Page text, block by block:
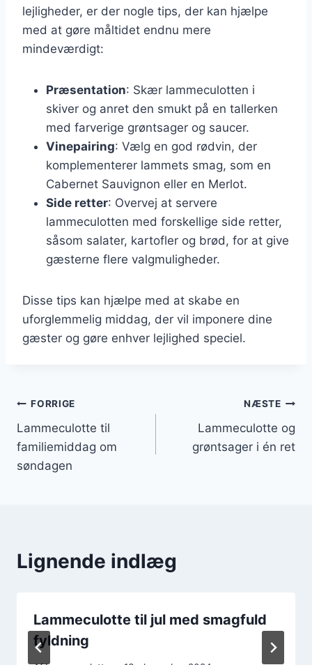
lejligheder, er der nogle tips, der kan hjælpe
med at gøre måltidet endnu mere
mindeværdigt:
Præsentation: Skær lammeculotten i
skiver og anret den smukt på en tallerken
med farverige grøntsager og saucer.
Vinepairing: Vælg en god rødvin, der
komplementerer lammets smag, som en
Cabernet Sauvignon eller en Merlot.
Side retter: Overvej at servere
lammeculotten med forskellige side retter,
såsom salater, kartofler og brød, for at give
gæsterne flere valgmuligheder.
Disse tips kan hjælpe med at skabe en
uforglemmelig middag, der vil imponere dine
gæster og gøre enhver lejlighed speciel.
Indlægsnavigation
FORRIGE
Lammeculotte til
familiemiddag om
søndagen
NÆSTE
Lammeculotte og
grøntsager i én ret
Lignende indlæg
Lammeculotte til jul med smagfuld
fyldning